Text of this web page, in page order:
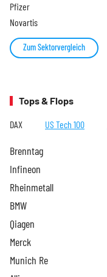
Pfizer
Novartis
Zum Sektorvergleich
Tops & Flops
DAX US Tech 100
Brenntag
Infineon
Rheinmetall
BMW
Qiagen
Merck
Munich Re